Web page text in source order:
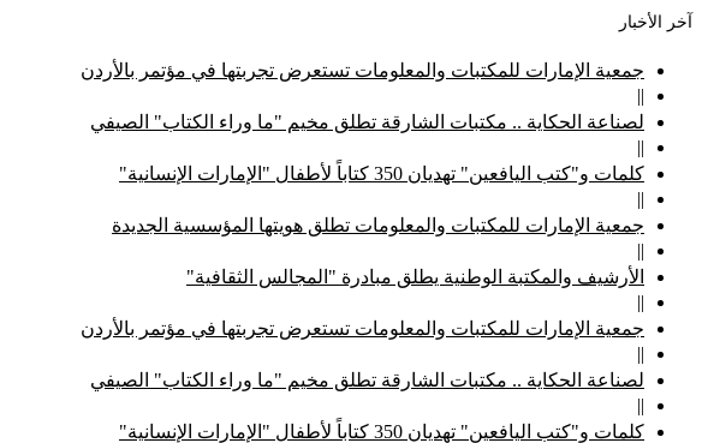
آخر الأخبار
جمعية الإمارات للمكتبات والمعلومات تستعرض تجربتها في مؤتمر بالأردن
||
لصناعة الحكاية .. مكتبات الشارقة تطلق مخيم "ما وراء الكتاب" الصيفي
||
كلمات و"كتب اليافعين" تهديان 350 كتاباً لأطفال "الإمارات الإنسانية"
||
جمعية الإمارات للمكتبات والمعلومات تطلق هويتها المؤسسية الجديدة
||
الأرشيف والمكتبة الوطنية يطلق مبادرة "المجالس الثقافية"
||
جمعية الإمارات للمكتبات والمعلومات تستعرض تجربتها في مؤتمر بالأردن
||
لصناعة الحكاية .. مكتبات الشارقة تطلق مخيم "ما وراء الكتاب" الصيفي
||
كلمات و"كتب اليافعين" تهديان 350 كتاباً لأطفال "الإمارات الإنسانية"